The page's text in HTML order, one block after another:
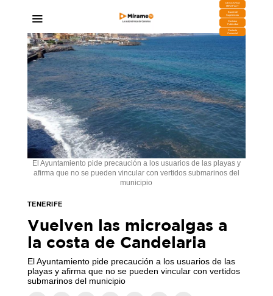
DESCARGA
MIRAPLAY
Buzón de
Sugerencias
Contratar
Publicidad
Contacto
Comercial
El Ayuntamiento pide precaución a los usuarios de las playas y
afirma que no se pueden vincular con vertidos submarinos del
municipio
TENERIFE
Vuelven las microalgas a
la costa de Candelaria
El Ayuntamiento pide precaución a los usuarios de las
playas y afirma que no se pueden vincular con vertidos
submarinos del municipio